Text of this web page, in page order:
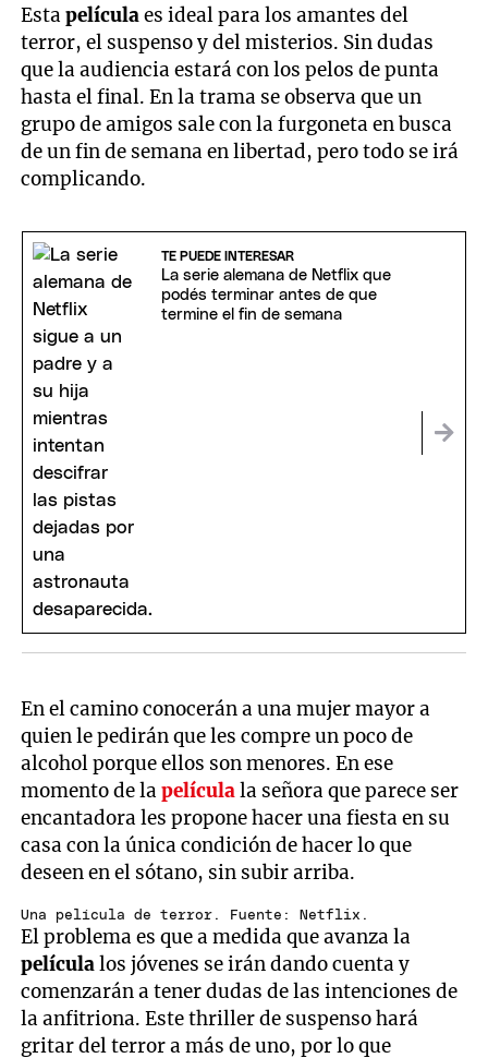
Estapelículaes ideal para los amantes del
terror, el suspenso y del misterios. Sin dudas
que la audiencia estará con los pelos de punta
hasta el final. En la trama se observa que un
grupo de amigos sale con la furgoneta en busca
de un fin de semana en libertad, pero todo se irá
complicando.
TE PUEDE INTERESAR
La serie alemana de Netflix que
podés terminar antes de que
termine el fin de semana
En el camino conocerán a una mujer mayor a
quien le pedirán que les compre un poco de
alcohol porque ellos son menores. En ese
momento de lapelículala señora que parece ser
encantadora les propone hacer una fiesta en su
casa con la única condición de hacer lo que
deseen en el sótano, sin subir arriba.
Una película de terror. Fuente: Netflix.
El problema es que a medida que avanza la
películalos jóvenes se irán dando cuenta y
comenzarán a tener dudas de las intenciones de
la anfitriona. Este thriller de suspenso hará
gritar del terror a más de uno, por lo que